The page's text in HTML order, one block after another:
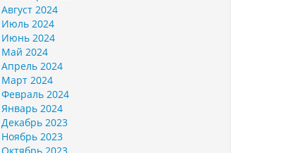
Август 2024
Июль 2024
Июнь 2024
Май 2024
Апрель 2024
Март 2024
Февраль 2024
Январь 2024
Декабрь 2023
Ноябрь 2023